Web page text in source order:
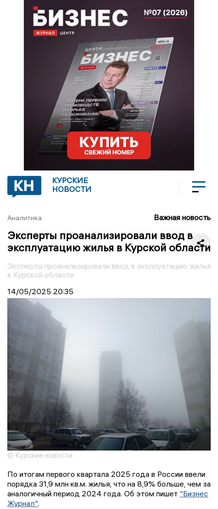
КУРСКИЕ
НОВОСТИ
Аналитика Важная новость
Эксперты проанализировали ввод в
эксплуатацию жилья в Курской области
Эксперты проанализировали ввод в эксплуатацию жилья
в Курской области
14/05/2025 20:35
© Курские новости
По итогам первого квартала 2025 года в России ввели
порядка 31,9 млн кв.м. жилья, что на 8,9% больше, чем за
аналогичный период 2024 года. Об этом пишет "Бизнес
Журнал".